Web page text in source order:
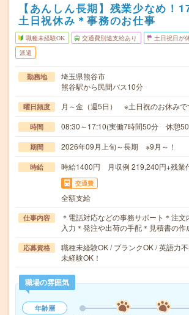
【あんしん長期】残業少なめ！
土日祝休み＊事務のお仕事
職種未経験OK 交通費別途支給あり 土日祝日が
派遣
勤務地
埼玉県熊谷市
熊谷駅から民間バス10分
曜日頻度 月～金（週5日） ※土日祝のお休みで
時間 08:30～17:10(実働7時間50分 休憩
期間 2026年09月上旬～長期 ※9月～！
時給 時給1400円 月収例 219,240円+残業
交通費
全額支給
仕事内容
＊電話対応などの事務サポート＊注文
入力＊発注や出荷の手配＊見積書の
応募資格
職種未経験OK / ブランクOK / 英語力
未経験OK！
職場の雰囲気
年齢層